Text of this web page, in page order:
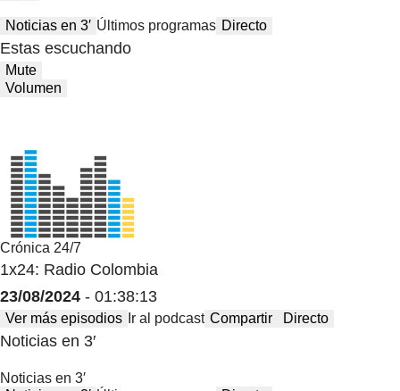
Noticias en 3′ Últimos programas Directo
Estas escuchando
Mute
Volumen
Crónica 24/7
1x24: Radio Colombia
23/08/2024 - 01:38:13
Ver más episodios Ir al podcast Compartir Directo
Noticias en 3′
Noticias en 3′